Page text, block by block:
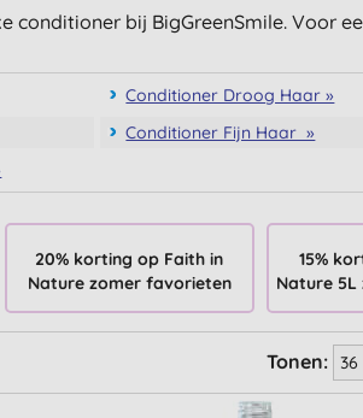
conditioner bij BigGreenSmile. Voor
Conditioner Droog Haar »
Conditioner Fijn Haar »
20% korting op Faith in
Nature zomer favorieten
15%
Nature
Tonen: